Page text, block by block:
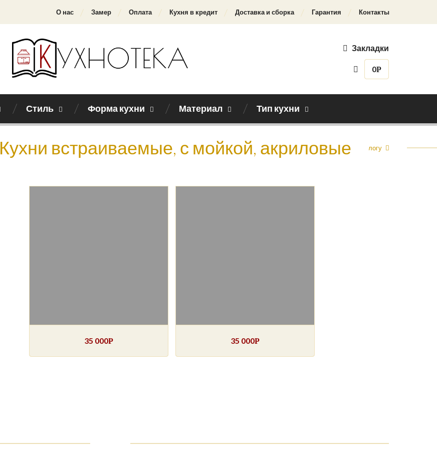
О нас Замер Оплата Кухня в кредит Доставка и сборка Гарантия Контакты
Закладки
0Р
Стиль Форма кухни Материал Тип кухни
Кухни встраиваемые, с мойкой, акриловыеНазад к каталогу
35 000Р 35 000Р